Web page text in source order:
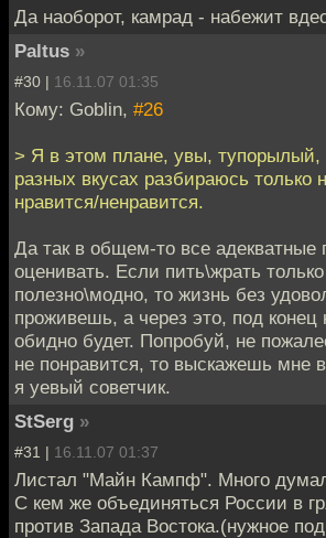
Да наоборот, камрад - набежит
Paltus »
#30 | 16.11.07 01:35
Кому: Goblin, #26
> Я в этом плане, увы, тупорылый,
разных вкусах разбираюсь только
нравится/ненравится.
Да так в общем-то все адекватные
оценивать. Если пить\жрать
полезно\модно, то жизнь без
проживешь, а через это, под конец
обидно будет. Попробуй, не
не понравится, то выскажешь мне
я уевый советчик.
StSerg »
#31 | 16.11.07 01:37
Листал "Майн Кампф". Много
С кем же объединяться России в
против Запада Востока.(нужное